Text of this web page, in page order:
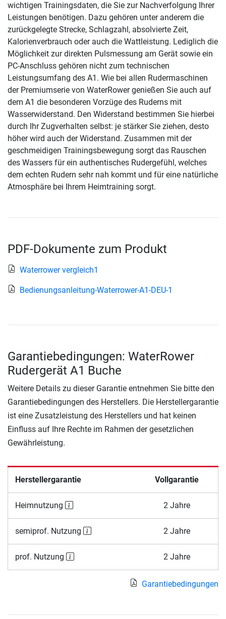
wichtigen Trainingsdaten, die Sie zur Nachverfolgung Ihrer
Leistungen benötigen. Dazu gehören unter anderem die
zurückgelegte Strecke, Schlagzahl, absolvierte Zeit,
Kalorienverbrauch oder auch die Wattleistung. Lediglich die
Möglichkeit zur direkten Pulsmessung am Gerät sowie ein
PC-Anschluss gehören nicht zum technischen
Leistungsumfang des A1. Wie bei allen Rudermaschinen
der Premiumserie von WaterRower genießen Sie auch auf
dem A1 die besonderen Vorzüge des Ruderns mit
Wasserwiderstand. Den Widerstand bestimmen Sie hierbei
durch Ihr Zugverhalten selbst: je stärker Sie ziehen, desto
höher wird auch der Widerstand. Zusammen mit der
geschmeidigen Trainingsbewegung sorgt das Rauschen
des Wassers für ein authentisches Rudergefühl, welches
dem echten Rudern sehr nah kommt und für eine natürliche
Atmosphäre bei Ihrem Heimtraining sorgt.
PDF-Dokumente zum Produkt
Waterrower vergleich1
Bedienungsanleitung-Waterrower-A1-DEU-1
Garantiebedingungen: WaterRower
Rudergerät A1 Buche
Weitere Details zu dieser Garantie entnehmen Sie bitte den
Garantiebedingungen des Herstellers. Die Herstellergarantie
ist eine Zusatzleistung des Herstellers und hat keinen
Einfluss auf Ihre Rechte im Rahmen der gesetzlichen
Gewährleistung.
Herstellergarantie Vollgarantie
Heimnutzung 2 Jahre
semiprof. Nutzung 2 Jahre
prof. Nutzung 2 Jahre
Garantiebedingungen